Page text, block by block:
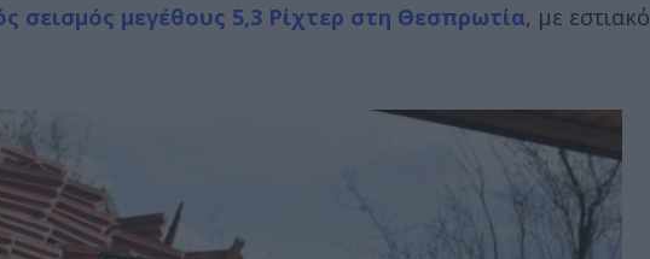
σεισμός μεγέθους 5,3 Ρίχτερ στη Θεσπρωτία, με εστιακό